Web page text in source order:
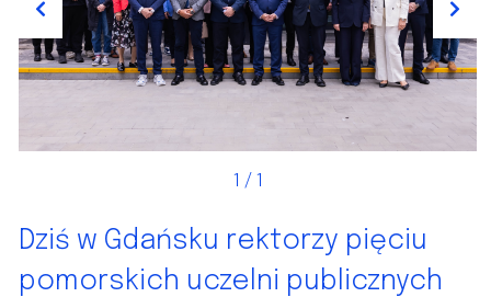
Previous
1 / 1
Next
Dziś w Gdańsku rektorzy pięciu
pomorskich uczelni publicznych